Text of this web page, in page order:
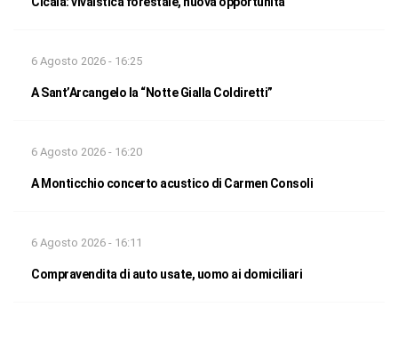
6 Agosto 2026 - 16:25
A Sant’Arcangelo la “Notte Gialla Coldiretti”
6 Agosto 2026 - 16:20
A Monticchio concerto acustico di Carmen Consoli
6 Agosto 2026 - 16:11
Compravendita di auto usate, uomo ai domiciliari